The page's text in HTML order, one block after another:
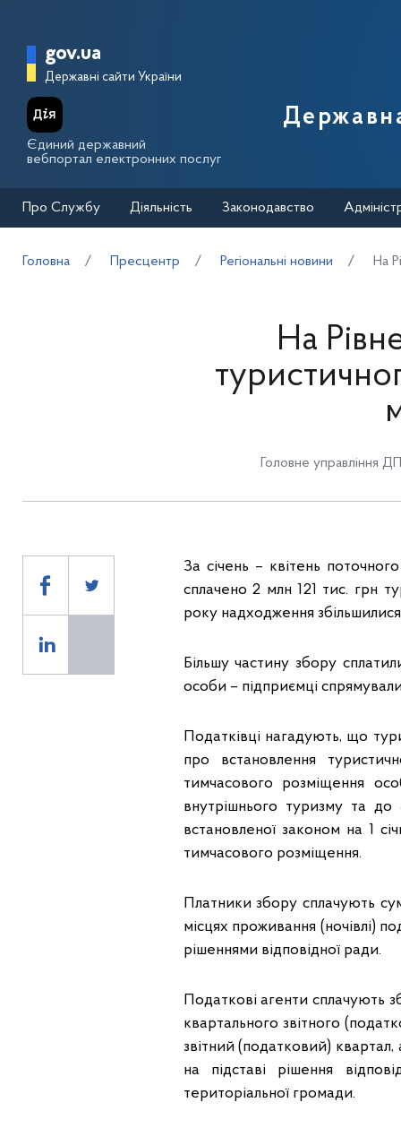
Головна сторінка Державної
gov.ua
Державні сайти України
Єдиний державний
вебпортал електронних послуг
Про Службу Діяльність Законодавство
Головна Пресцентр Регіональні новини На
На
Головне управління
За січень – квітень
сплачено 2 млн 121 тис. грн
року надходження збільшилися
Більшу частину збору
особи – підприємці
Податківці нагадують, що
про встановлення
тимчасового розміщення
внутрішнього туризму та до
встановленої законом на 1
тимчасового розміщення.
Платники збору сплачують
місцях проживання (ночівлі)
рішеннями відповідної ради.
Податкові агенти сплачують
квартального звітного
звітний (податковий)
на підставі рішення
територіальної громади.